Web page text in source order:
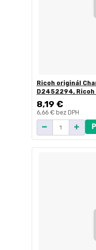
Ricoh originál
D2452294, Ricoh
8,19 €
6,66 € bez DPH